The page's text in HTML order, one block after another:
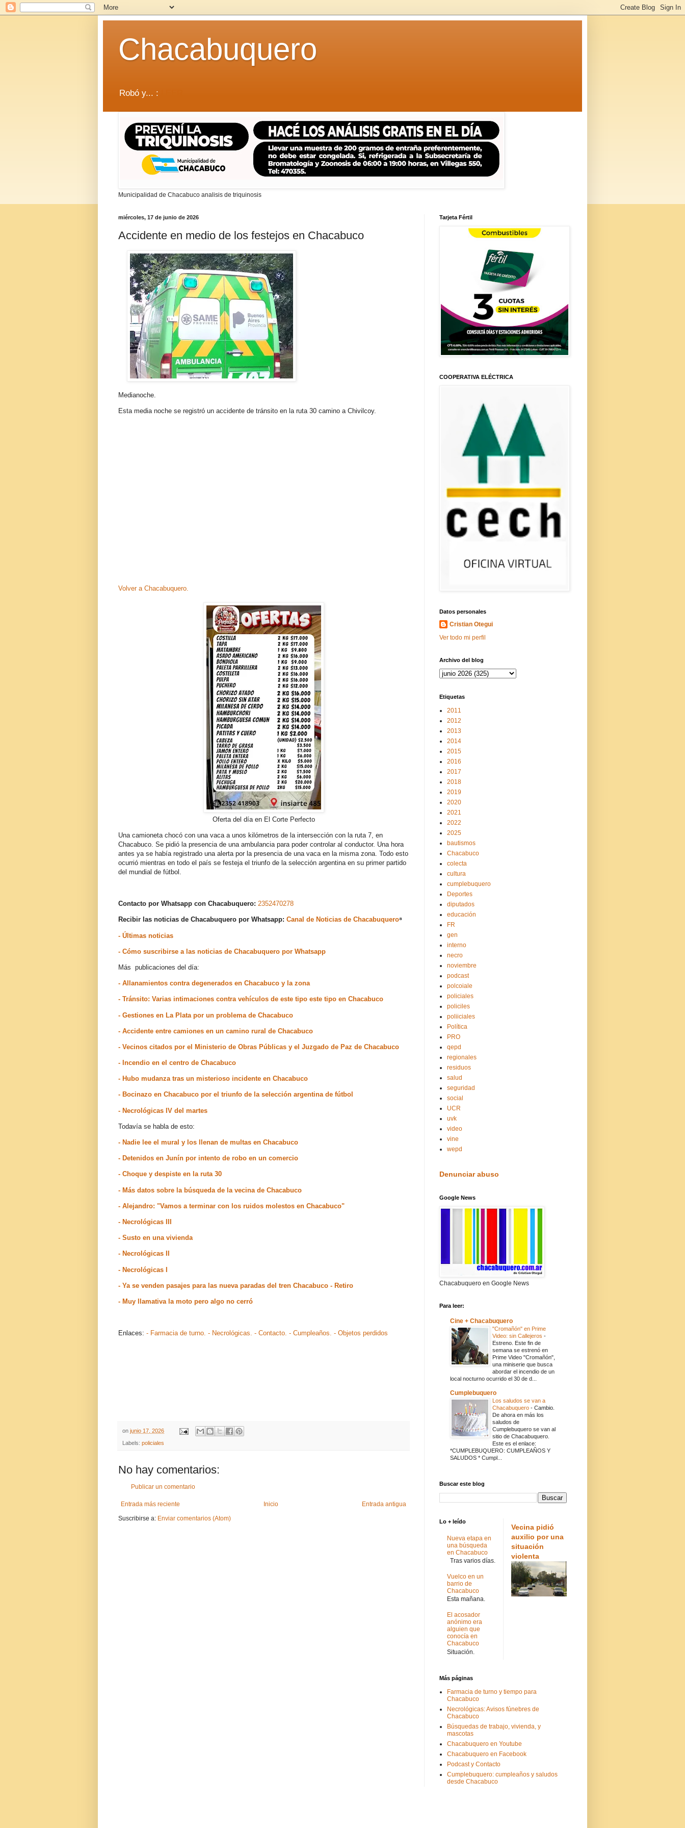
Chacabuquero
Robó y... :
Municipalidad de Chacabuco analisis de triquinosis
miércoles, 17 de junio de 2026
Accidente en medio de los festejos en Chacabuco
Medianoche.
Esta media noche se registró un accidente de tránsito en la ruta 30 camino a Chivilcoy.
Volver a Chacabuquero.
Oferta del día en El Corte Perfecto
Una camioneta chocó con una vaca a unos kilómetros de la intersección con la ruta 7, en
Chacabuco. Se pidió la presencia de una ambulancia para poder controlar al conductor. Una hora
antes ya se había registrado una alerta por la presencia de una vaca en la misma zona. Todo esto
ocurrió mientras en todo el país se festeja el triunfo de la selección argentina en su primer partido
del mundial de fútbol.
Contacto por Whatsapp con Chacabuquero: 2352470278
Recibir las noticias de Chacabuquero por Whatsapp: Canal de Noticias de Chacabuquero⁸
- Últimas noticias
- Cómo suscribirse a las noticias de Chacabuquero por Whatsapp
Más publicaciones del día:
- Allanamientos contra degenerados en Chacabuco y la zona
- Tránsito: Varias intimaciones contra vehículos de este tipo este tipo en Chacabuco
- Gestiones en La Plata por un problema de Chacabuco
- Accidente entre camiones en un camino rural de Chacabuco
- Vecinos citados por el Ministerio de Obras Públicas y el Juzgado de Paz de Chacabuco
- Incendio en el centro de Chacabuco
- Hubo mudanza tras un misterioso incidente en Chacabuco
- Bocinazo en Chacabuco por el triunfo de la selección argentina de fútbol
- Necrológicas IV del martes
Todavía se habla de esto:
- Nadie lee el mural y los llenan de multas en Chacabuco
- Detenidos en Junín por intento de robo en un comercio
- Choque y despiste en la ruta 30
- Más datos sobre la búsqueda de la vecina de Chacabuco
- Alejandro: "Vamos a terminar con los ruidos molestos en Chacabuco"
- Necrológicas III
- Susto en una vivienda
- Necrológicas II
- Necrológicas I
- Ya se venden pasajes para las nueva paradas del tren Chacabuco - Retiro
- Muy llamativa la moto pero algo no cerró
Enlaces: - Farmacia de turno. - Necrológicas. - Contacto. - Cumpleaños. - Objetos perdidos
on junio 17, 2026
Labels: policiales
No hay comentarios:
Publicar un comentario
Entrada más reciente Entrada antigua
Inicio
Suscribirse a: Enviar comentarios (Atom)
Tarjeta Fértil
COOPERATIVA ELÉCTRICA
Datos personales
Cristian Otegui
Ver todo mi perfil
Archivo del blog
Etiquetas
2011
2012
2013
2014
2015
2016
2017
2018
2019
2020
2021
2022
2025
bautismos
Chacabuco
colecta
cultura
cumplebuquero
Deportes
diputados
educación
FR
gen
interno
necro
noviembre
podcast
polcoiale
policiales
policiles
poliiciales
Política
PRO
qepd
regionales
residuos
salud
seguridad
social
UCR
uvk
video
vine
wepd
Denunciar abuso
Google News
Chacabuquero en Google News
Para leer:
Cine + Chacabuquero
"Cromañón" en Prime
Video: sin Callejeros -
Estreno. Este fin de
semana se estrenó en
Prime Video "Cromañón",
una miniserie que busca
abordar el incendio de un
local nocturno ocurrido el 30 de d...
Cumplebuquero
Los saludos se van a
Chacabuquero - Cambio.
De ahora en más los
saludos de
Cumplebuquero se van al
sitio de Chacabuquero.
Este es el enlace:
*CUMPLEBUQUERO: CUMPLEAÑOS Y
SALUDOS * Cumpl...
Buscar este blog
Lo + leído
Nueva etapa en
una búsqueda
en Chacabuco
Tras varios días.
Vuelco en un
barrio de
Chacabuco
Esta mañana.
El acosador
anónimo era
alguien que
conocía en
Chacabuco
Situación.
Vecina pidió
auxilio por una
situación
violenta
Más páginas
Farmacia de turno y tiempo para
Chacabuco
Necrológicas: Avisos fúnebres de
Chacabuco
Búsquedas de trabajo, vivienda, y
mascotas
Chacabuquero en Youtube
Chacabuquero en Facebook
Podcast y Contacto
Cumplebuquero: cumpleaños y saludos
desde Chacabuco